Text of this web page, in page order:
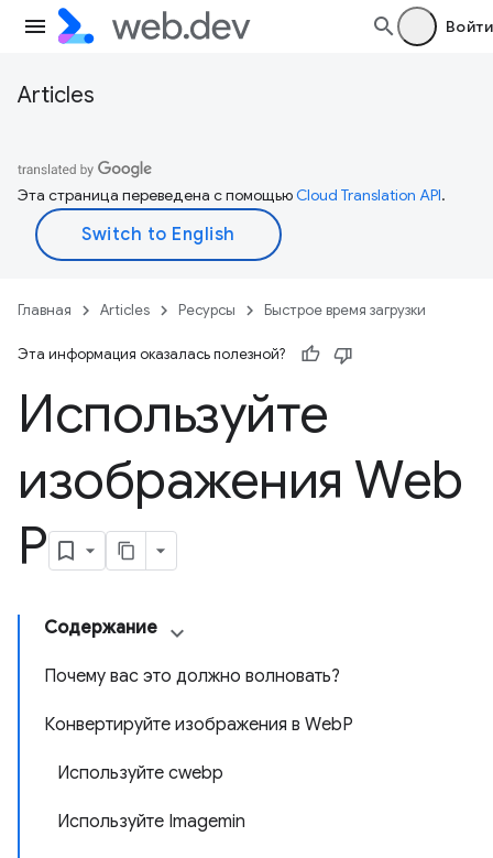
Войти
Articles
Эта страница переведена с помощьюCloud Translation API.
Главная Articles Ресурсы Быстрое время загрузки
Эта информация оказалась полезной?
Используйте
изображения Web
P
Содержание
Почему вас это должно волновать?
Конвертируйте изображения в WebP
Используйте cwebp
Используйте Imagemin